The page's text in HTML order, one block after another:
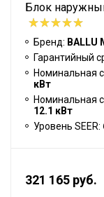
Блок
Бренд: BALLU
Гарантийный
Номинальная
кВт
Номинальная
12.1 кВт
Уровень SEER:
321 165 руб.